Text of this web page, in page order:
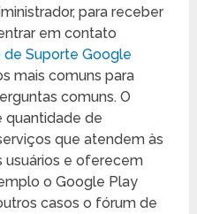
para receber
em contato
de Suporte Google
mais comuns para
comuns. O
quantidade de
que atendem às
usuários e oferecem
o Google Play
casos o fórum de